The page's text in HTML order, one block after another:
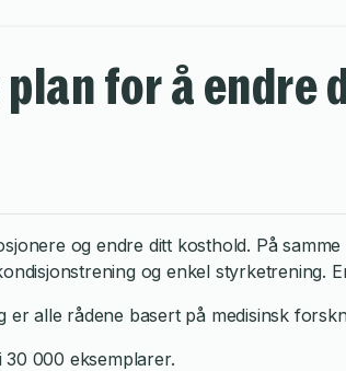
for å
og endre ditt kosthold. På
og enkel
alle rådene basert på medisinsk
000 eksemplarer.